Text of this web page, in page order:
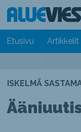
Etusivu Artikkelit
ISKELMÄ